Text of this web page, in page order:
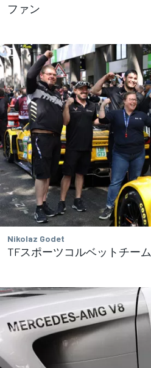
ファン
Nikolaz Godet
TFスポーツコルベットチー